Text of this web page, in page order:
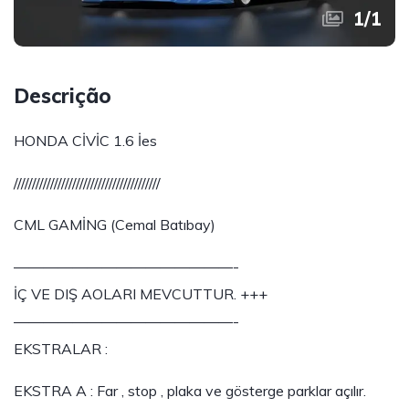
1/1
Descrição
HONDA CİVİC 1.6 İes
////////////////////////////////////////
CML GAMİNG (Cemal Batıbay)
———————————————-
İÇ VE DIŞ AOLARI MEVCUTTUR. +++
———————————————-
EKSTRALAR :
EKSTRA A : Far , stop , plaka ve gösterge parklar açılır.